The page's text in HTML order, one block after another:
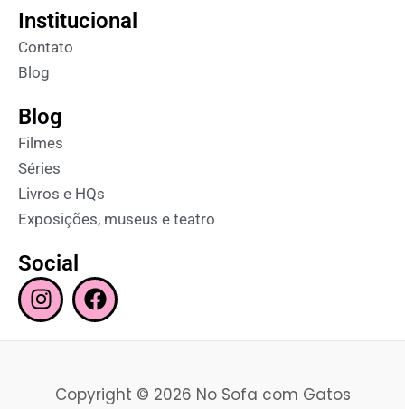
Institucional
Contato
Blog
Blog
Filmes
Séries
Livros e HQs
Exposições, museus e teatro
Social
I
n
s
F
a
c
o
Copyright © 2026 No Sofa com Gatos